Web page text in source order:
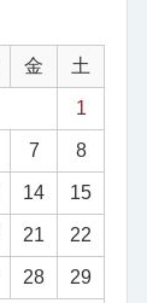
金 土
1
7 8
14 15
21 22
28 29